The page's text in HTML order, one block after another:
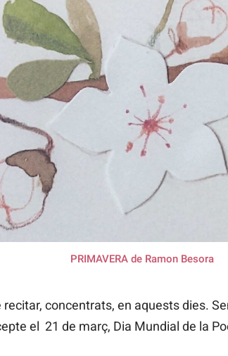
PRIMAVERA de Ramon Besora
recitar, concentrats, en aquests dies.
el 21 de març, Dia Mundial de la